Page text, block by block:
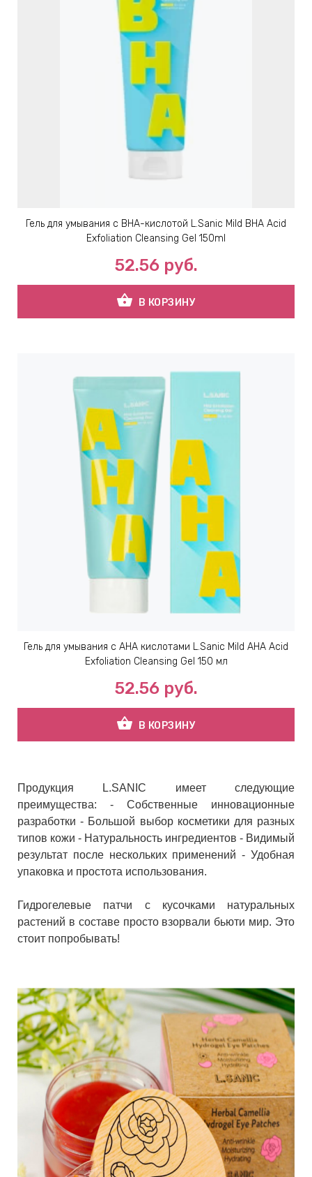
Гель для умывания с BHA-кислотой L.Sanic Mild BHA Acid
Exfoliation Cleansing Gel 150ml
52.56 руб.
shopping_basket В КОРЗИНУ
Гель для умывания с AHA кислотами L.Sanic Mild AHA Acid
Exfoliation Cleansing Gel 150 мл
52.56 руб.
shopping_basket В КОРЗИНУ
Продукция L.SANIC имеет следующие
преимущества: - Собственные инновационные
разработки - Большой выбор косметики для разных
типов кожи - Натуральность ингредиентов - Видимый
результат после нескольких применений - Удобная
упаковка и простота использования.
Гидрогелевые патчи с кусочками натуральных
растений в составе просто взорвали бьюти мир. Это
стоит попробывать!